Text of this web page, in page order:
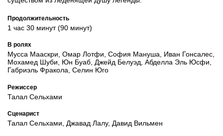
Продолжительность
1 час 30 минут (90 минут)
В ролях
Мусса Мааскри, Омар Лотфи, София Мануша, Иван Гонсалес,
Мохамед Шуби, Юн Буаб, Джейд Белуэд, Абделла Эль Юсфи,
Габриэль Фракола, Селин Юго
Режиссер
Талал Сельхами
Сценарист
Талал Сельхами, Джавад Лалу, Давид Вильмен